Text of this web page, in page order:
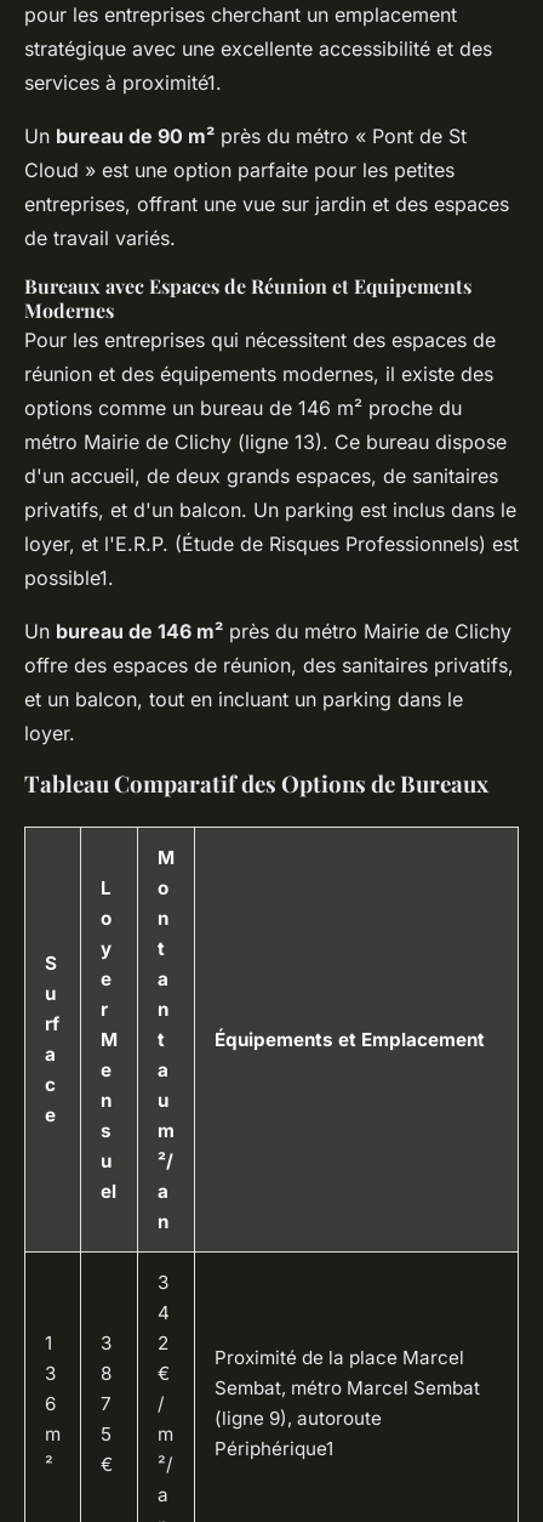
pour les entreprises cherchant un emplacement
stratégique avec une excellente accessibilité et des
services à proximité1.
Un bureau de 90 m² près du métro « Pont de St
Cloud » est une option parfaite pour les petites
entreprises, offrant une vue sur jardin et des espaces
de travail variés.
Bureaux avec Espaces de Réunion et Equipements
Modernes
Pour les entreprises qui nécessitent des espaces de
réunion et des équipements modernes, il existe des
options comme un bureau de 146 m² proche du
métro Mairie de Clichy (ligne 13). Ce bureau dispose
d'un accueil, de deux grands espaces, de sanitaires
privatifs, et d'un balcon. Un parking est inclus dans le
loyer, et l'E.R.P. (Étude de Risques Professionnels) est
possible1.
Un bureau de 146 m² près du métro Mairie de Clichy
offre des espaces de réunion, des sanitaires privatifs,
et un balcon, tout en incluant un parking dans le
loyer.
Tableau Comparatif des Options de Bureaux
S
u
rf
a
c
e
L
o
y
e
r
M
e
n
s
u
el
M
o
n
t
a
n
t
a
u
m
²/
a
n
Équipements et Emplacement
1
3
6
m
²
3
8
7
5
€
3
4
2
€
/
m
²/
a
Proximité de la place Marcel
Sembat, métro Marcel Sembat
(ligne 9), autoroute
Périphérique1